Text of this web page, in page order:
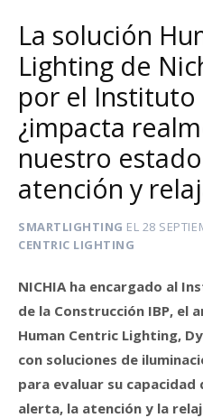
La solución
Lighting de
por el Instituto
¿impacta
nuestro
atención y
SMARTLIGHTING EL 28
CENTRIC LIGHTING
NICHIA ha encargado al
de la Construcción IBP, el
Human Centric Lighting,
con soluciones de
para evaluar su
alerta, la atención y la